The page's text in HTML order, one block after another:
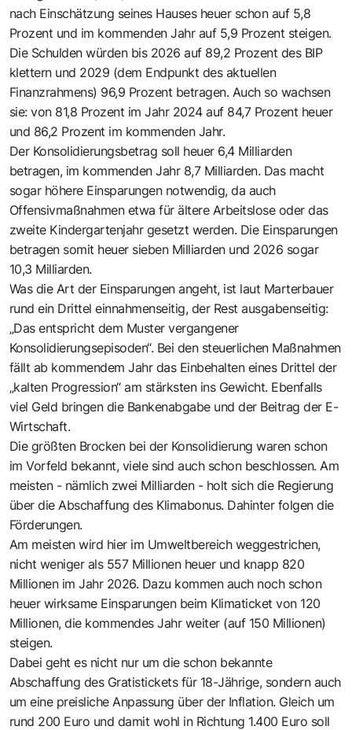
nach Einschätzung seines Hauses heuer schon auf 5,8
Prozent und im kommenden Jahr auf 5,9 Prozent steigen.
Die Schulden würden bis 2026 auf 89,2 Prozent des BIP
klettern und 2029 (dem Endpunkt des aktuellen
Finanzrahmens) 96,9 Prozent betragen. Auch so wachsen
sie: von 81,8 Prozent im Jahr 2024 auf 84,7 Prozent heuer
und 86,2 Prozent im kommenden Jahr.
Der Konsolidierungsbetrag soll heuer 6,4 Milliarden
betragen, im kommenden Jahr 8,7 Milliarden. Das macht
sogar höhere Einsparungen notwendig, da auch
Offensivmaßnahmen etwa für ältere Arbeitslose oder das
zweite Kindergartenjahr gesetzt werden. Die Einsparungen
betragen somit heuer sieben Milliarden und 2026 sogar
10,3 Milliarden.
Was die Art der Einsparungen angeht, ist laut Marterbauer
rund ein Drittel einnahmenseitig, der Rest ausgabenseitig:
„Das entspricht dem Muster vergangener
Konsolidierungsepisoden“. Bei den steuerlichen Maßnahmen
fällt ab kommendem Jahr das Einbehalten eines Drittel der
„kalten Progression“ am stärksten ins Gewicht. Ebenfalls
viel Geld bringen die Bankenabgabe und der Beitrag der E-
Wirtschaft.
Die größten Brocken bei der Konsolidierung waren schon
im Vorfeld bekannt, viele sind auch schon beschlossen. Am
meisten - nämlich zwei Milliarden - holt sich die Regierung
über die Abschaffung des Klimabonus. Dahinter folgen die
Förderungen.
Am meisten wird hier im Umweltbereich weggestrichen,
nicht weniger als 557 Millionen heuer und knapp 820
Millionen im Jahr 2026. Dazu kommen auch noch schon
heuer wirksame Einsparungen beim Klimaticket von 120
Millionen, die kommendes Jahr weiter (auf 150 Millionen)
steigen.
Dabei geht es nicht nur um die schon bekannte
Abschaffung des Gratistickets für 18-Jährige, sondern auch
um eine preisliche Anpassung über der Inflation. Gleich um
rund 200 Euro und damit wohl in Richtung 1.400 Euro soll